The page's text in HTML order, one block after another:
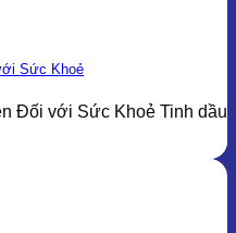
Sức Khoẻ
Đối với Sức Khoẻ Tinh dầu